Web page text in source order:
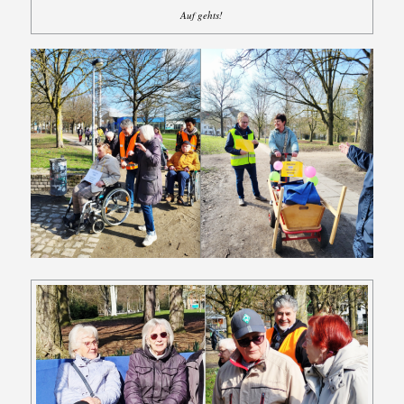
Auf gehts!